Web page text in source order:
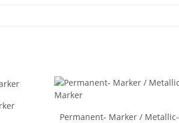
Permanent- Marker / Metallic-